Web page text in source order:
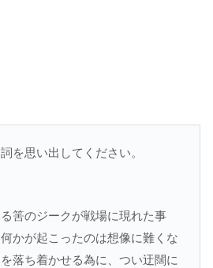
を思い出してください。
筈のジークが戦場に現れた事
かが起こったのは想像に難くな
落ち着かせる為に、つい迂闊に